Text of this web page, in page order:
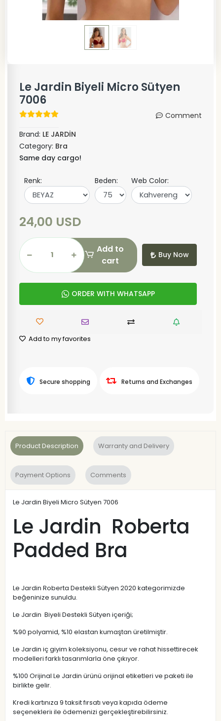
Le Jardin Biyeli Micro Sütyen
7006
Comment
Brand: LE JARDİN
Category: Bra
Same day cargo!
Renk: Beden: Web Color:
24,00 USD
Add to
cart
Buy Now
ORDER WITH WHATSAPP
Add to my favorites
Secure shopping Returns and Exchanges
Product Description Warranty and Delivery
Payment Options Comments
Le Jardin Biyeli Micro Sütyen 7006
Le Jardin Roberta
Padded Bra
Le Jardin Roberta Destekli Sütyen 2020 kategorimizde
beğeninize sunuldu.
Le Jardin Biyeli Destekli Sütyen içeriği;
%90 polyamid, %10 elastan kumaştan üretilmiştir.
Le Jardin iç giyim koleksiyonu, cesur ve rahat hissettirecek
modelleri farklı tasarımlarla öne çıkıyor.
%100 Orijinal Le Jardin ürünü orijinal etiketleri ve paketi ile
birlikte gelir.
Kredi kartınıza 9 taksit fırsatı veya kapıda ödeme
seçenekleriı ile ödemenizi gerçekleştirebilirsiniz.